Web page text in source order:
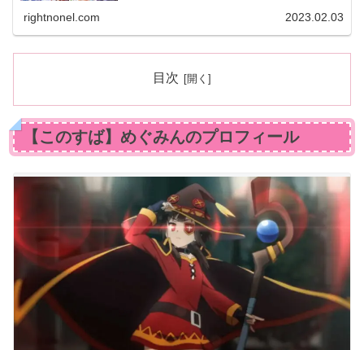
rightnonel.com 2023.02.03
目次
【このすば】めぐみんのプロフィール